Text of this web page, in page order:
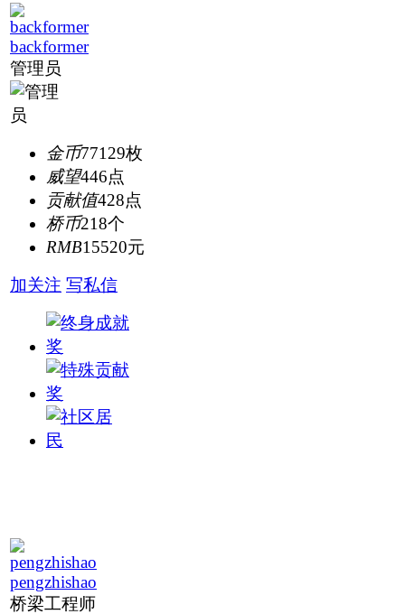
backformer
管理员
金币77129枚
威望446点
贡献值428点
桥币218个
RMB15520元
加关注 写私信
pengzhishao
桥梁工程师